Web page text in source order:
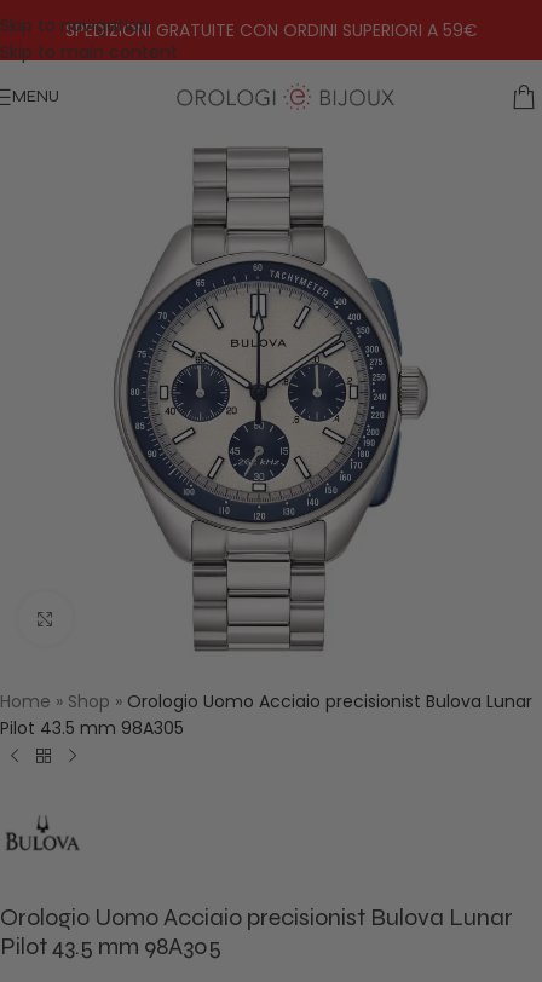
Skip to navigation
Skip to main content
SPEDIZIONI GRATUITE CON ORDINI SUPERIORI A 59€
MENU
Click to enlarge
Home » Shop » Orologio Uomo Acciaio precisionist Bulova Lunar
Pilot 43.5 mm 98A305
Orologio Uomo Acciaio precisionist Bulova Lunar
Pilot 43.5 mm 98A305